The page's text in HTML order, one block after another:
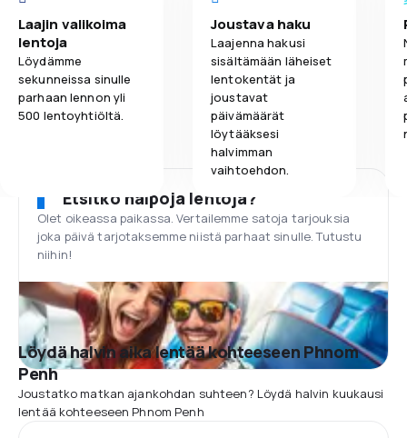
Laajin valikoima
lentoja
Löydämme
sekunneissa sinulle
parhaan lennon yli
500 lentoyhtiöltä.
Joustava haku
Laajenna hakusi
sisältämään läheiset
lentokentät ja
joustavat
päivämäärät
löytääksesi
halvimman
vaihtoehdon.
Etsitkö halpoja lentoja?
Olet oikeassa paikassa. Vertailemme satoja tarjouksia
joka päivä tarjotaksemme niistä parhaat sinulle. Tutustu
niihin!
Löydä halvin aika lentää kohteeseen Phnom
Penh
Joustatko matkan ajankohdan suhteen? Löydä halvin kuukausi
lentää kohteeseen Phnom Penh